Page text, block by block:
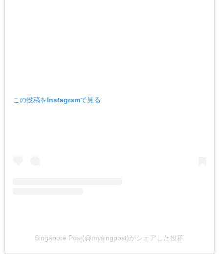
この投稿をInstagramで見る
Singapore Post(@mysingpost)がシェアした投稿